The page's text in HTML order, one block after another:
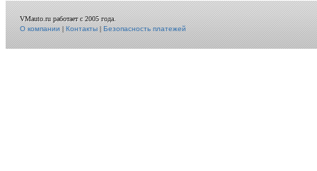
VMauto.ru работает с 2005 года.
О компании|Контакты|Безопасность платежей